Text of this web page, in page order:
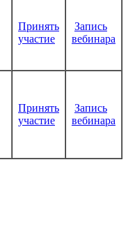
Принять
участие
Запись
вебинара
Принять
участие
Запись
вебинара